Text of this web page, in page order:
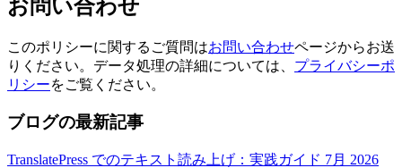
お問い合わせ
このポリシーに関するご質問はお問い合わせページからお送
りください。データ処理の詳細については、 プライバシーポ
リシーをご覧ください。
ブログの最新記事
TranslatePress でのテキスト読み上げ：実践ガイド 7月 2026